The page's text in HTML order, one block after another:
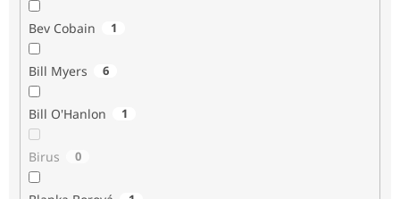
Bev Cobain 1
Bill Myers 6
Bill O'Hanlon 1
Birus 0